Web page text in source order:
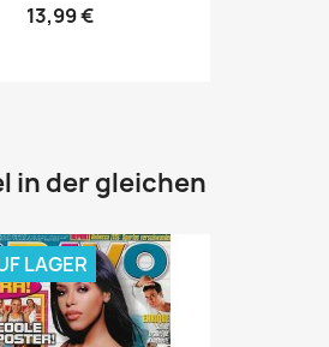
13,99 €
in der gleichen
LAGER